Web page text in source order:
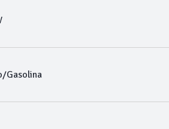
Gasolina